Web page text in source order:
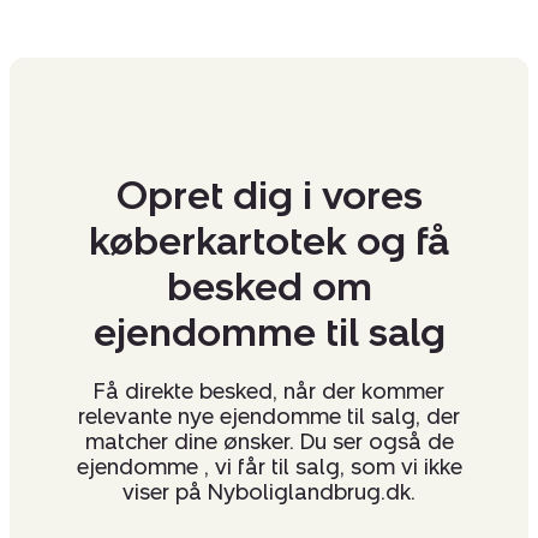
Salg af landbrug og landejendomme:
Vi arbejder som landbrugsmægler i bl.a. flg.: områder:
Jylland, Østjylland, Midtjylland, Himmerland, Djursland,
Nordjylland, Randers, Århus, Favrskov, Vejle,
Grenå og Ebeltoft.
Nybolig Landbrug Gustav Winther A/S
32942725
Opret dig i vores
køberkartotek og få
besked om
ejendomme til salg
Få direkte besked, når der kommer
relevante nye ejendomme til salg, der
matcher dine ønsker. Du ser også de
ejendomme , vi får til salg, som vi ikke
viser på Nyboliglandbrug.dk.